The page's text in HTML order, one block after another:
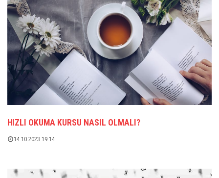
HIZLI OKUMA KURSU NASIL OLMALI?
14.10.2023 19:14